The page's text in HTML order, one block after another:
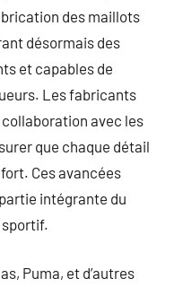
des maillots
désormais des
et capables de
Les fabricants
avec les
que chaque détail
Ces avancées
intégrante du
sportif.
Puma, et d’autres